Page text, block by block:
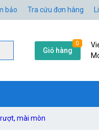
bảo Tra cứu đơn hàng
Giỏ hàng
0
mài mòn